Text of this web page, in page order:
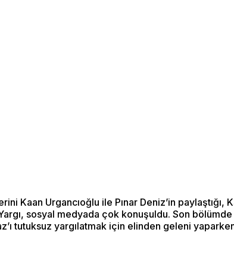
Kaan Urgancıoğlu ile Pınar Deniz’in paylaştığı,
sosyal medyada çok konuşuldu. Son
tutuksuz yargılatmak için elinden geleni